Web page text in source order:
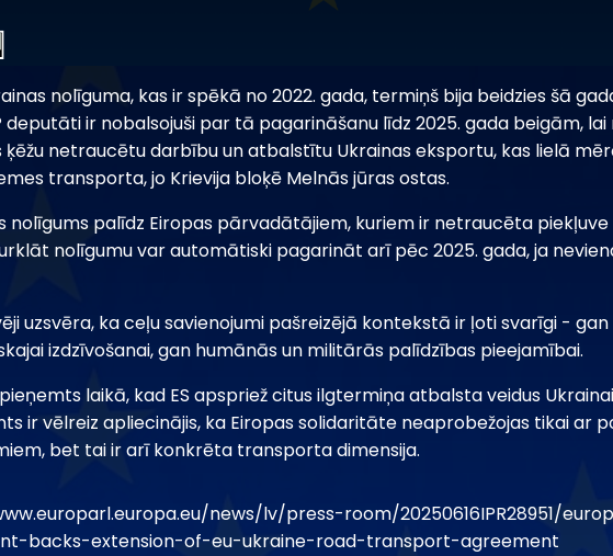
nolīguma, kas ir spēkā no 2022. gada, termiņš bija beidzies šā
deputāti ir nobalsojuši par tā pagarināšanu līdz 2025. gada beigām,
ķēžu netraucētu darbību un atbalstītu Ukrainas eksportu, kas lielā
transporta, jo Krievija bloķē Melnās jūras ostas.
nolīgums palīdz Eiropas pārvadātājiem, kuriem ir netraucēta piekļuve
nolīgumu var automātiski pagarināt arī pēc 2025. gada, ja
uzsvēra, ka ceļu savienojumi pašreizējā kontekstā ir ļoti svarīgi - gan
izdzīvošanai, gan humānās un militārās palīdzības pieejamībai.
laikā, kad ES apspriež citus ilgtermiņa atbalsta veidus
ir vēlreiz apliecinājis, ka Eiropas solidaritāte neaprobežojas tikai ar
bet tai ir arī konkrēta transporta dimensija.
news/lv/press-room/20250616IPR28951/
backs-extension-of-eu-ukraine-road-transport-agreement